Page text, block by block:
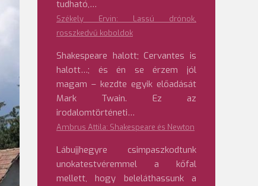
tudható,…
Székely Ervin: Lassú drónok,
rosszkedvű koboldok
Shakespeare halott; Cervantes is
halott…; és én se érzem jól
magam – kezdte egyik előadását
Mark Twain. Ez az
irodalomtörténeti…
Ambrus Attila: Shakespeare és Newton
Lábujjhegyre csimpaszkodtunk
unokatestvéremmel a kőfal
mellett, hogy beleláthassunk a